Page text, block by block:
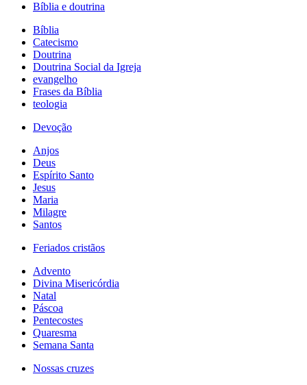
Bíblia e doutrina
Bíblia
Catecismo
Doutrina
Doutrina Social da Igreja
evangelho
Frases da Bíblia
teologia
Devoção
Anjos
Deus
Espírito Santo
Jesus
Maria
Milagre
Santos
Feriados cristãos
Advento
Divina Misericórdia
Natal
Páscoa
Pentecostes
Quaresma
Semana Santa
Nossas cruzes